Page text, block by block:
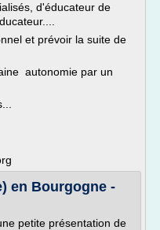
d'éducateur de
et prévoir la suite de
autonomie par un
en Bourgogne -
petite présentation de